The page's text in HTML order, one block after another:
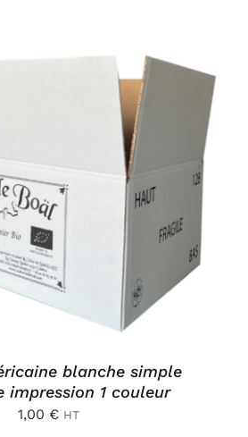
AU PANIER
blanche simple
impression 1 couleur
1,00 € HT